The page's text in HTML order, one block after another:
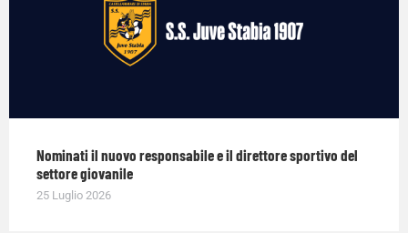
Nominati il nuovo responsabile e il direttore sportivo del
settore giovanile
25 Luglio 2026